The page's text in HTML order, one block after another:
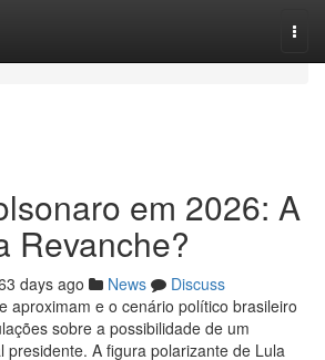
em 2026: A
Revanche?
days ago News
Discuss
aproximam e o cenário político brasileiro
sobre a possibilidade de um
presidente. A figura polarizante de Lula